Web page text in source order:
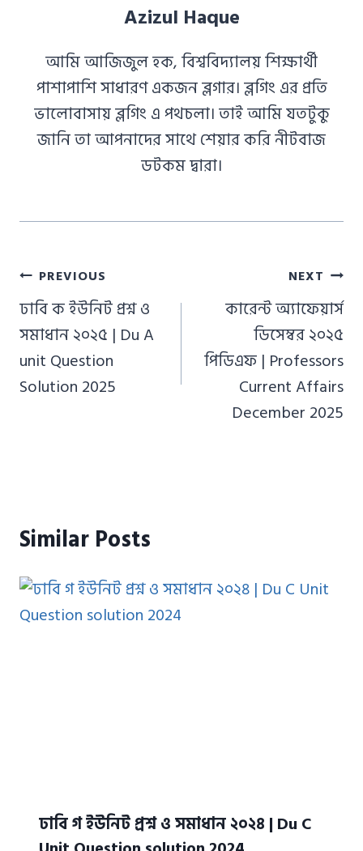
Azizul Haque
আমি আজিজুল হক, বিশ্ববিদ্যালয় শিক্ষার্থী
পাশাপাশি সাধারণ একজন ব্লগার। ব্লগিং এর প্রতি
ভালোবাসায় ব্লগিং এ পথচলা। তাই আমি যতটুকু
জানি তা আপনাদের সাথে শেয়ার করি নীটবাজ
ডটকম দ্বারা।
Post
navigation
PREVIOUS
ঢাবি ক ইউনিট প্রশ্ন ও
সমাধান ২০২৫ | Du A
unit Question
Solution 2025
NEXT
কারেন্ট অ্যাফেয়ার্স
ডিসেম্বর ২০২৫
পিডিএফ | Professors
Current Affairs
December 2025
Similar Posts
ঢাবি গ ইউনিট প্রশ্ন ও সমাধান ২০২৪ | Du C